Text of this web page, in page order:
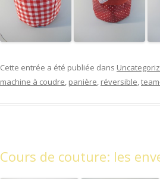
Cette entrée a été publiée dans
machine à coudre, panière, réversible,
Cours de couture: les